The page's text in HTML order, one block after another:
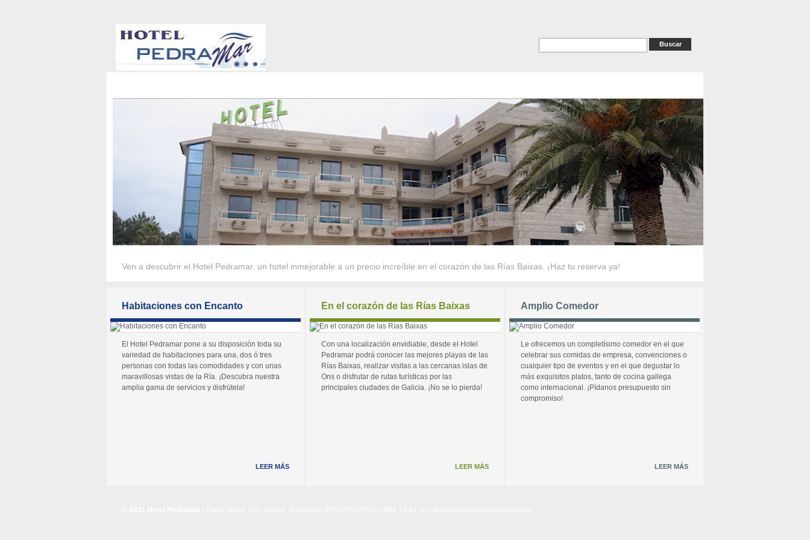
Ven a descubrir el Hotel Pedramar, un hotel inmejorable a un precio increíble en el corazón de las Rías Baixas. ¡Haz tu reserva ya!
Habitaciones con Encanto
El Hotel Pedramar pone a su disposición toda su
variedad de habitaciones para una, dos ó tres
personas con todas las comodidades y con unas
maravillosas vistas de la Ría. ¡Descubra nuestra
amplia gama de servicios y disfrútela!
LEER MÁS
En el corazón de las Rías Baixas
Con una localización envidiable, desde el Hotel
Pedramar podrá conocer las mejores playas de las
Rías Baixas, realizar visitas a las cercanas islas de
Ons o disfrutar de rutas turísticas por las
principales ciudades de Galicia. ¡No se lo pierda!
LEER MÁS
Amplio Comedor
Le ofrecemos un completísimo comedor en el que
celebrar sus comidas de empresa, convenciones o
cualquier tipo de eventos y en el que degustar lo
más exquisitos platos, tanto de cocina gallega
como internacional. ¡Pídanos presupuesto sin
compromiso!
LEER MÁS